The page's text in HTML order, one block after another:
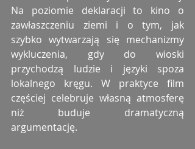
Na poziomie deklaracji to kino o
zawłaszczeniu ziemi i o tym, jak
szybko wytwarzają się mechanizmy
wykluczenia, gdy do wioski
przychodzą ludzie i języki spoza
lokalnego kręgu. W praktyce film
częściej celebruje własną atmosferę
niż buduje dramatyczną
argumentację.